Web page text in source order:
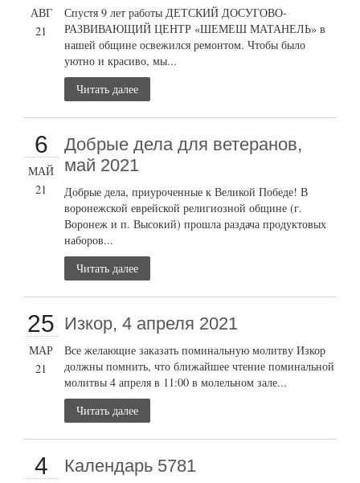
АВГ
21
Спустя 9 лет работы ДЕТСКИЙ ДОСУГОВО-
РАЗВИВАЮЩИЙ ЦЕНТР «ШЕМЕШ МАТАНЕЛЬ» в
нашей общине освежился ремонтом. Чтобы было
уютно и красиво, мы...
Читать далее
6
МАЙ
21
Добрые дела для ветеранов,
май 2021
Добрые дела, приуроченные к Великой Победе! В
воронежской еврейской религиозной общине (г.
Воронеж и п. Высокий) прошла раздача продуктовых
наборов...
Читать далее
25
МАР
21
Изкор, 4 апреля 2021
Все желающие заказать поминальную молитву Изкор
должны помнить, что ближайшее чтение поминальной
молитвы 4 апреля в 11:00 в молельном зале...
Читать далее
4 Календарь 5781